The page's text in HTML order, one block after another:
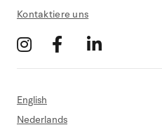
Kontaktiere uns
English
Nederlands